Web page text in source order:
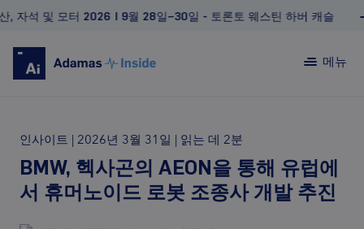
및 모터 2026 | 9월 28일~30일 - 토론토 웨스틴 하버 캐슬
메뉴
인사이트 | 2026년 3월 31일 | 읽는 데 2분
BMW, 헥사곤의 AEON을 통해 유럽에
서 휴머노이드 로봇 조종사 개발 추진